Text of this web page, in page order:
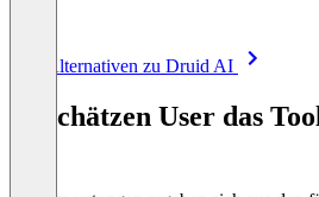
Alle Alternativen zu Druid AI
So schätzen User das